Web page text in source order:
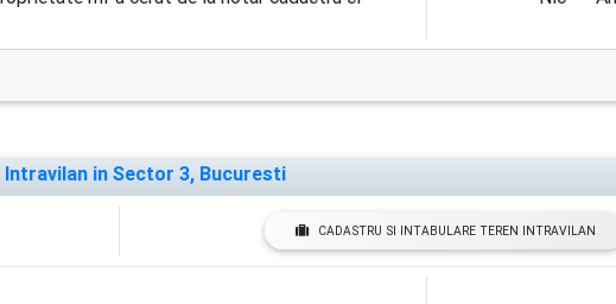
in Sector 3, Bucuresti
CADASTRU SI INTABULARE TEREN INTRAVILAN